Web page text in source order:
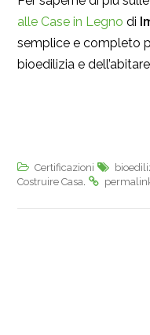
alle Case in Legno di
semplice e completo
bioedilizia e dell’abitare
Certificazioni
Costruire Casa